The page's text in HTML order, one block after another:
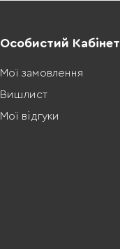
Особистий Кабінет
Мої замовлення
Вишлист
Мої відгуки